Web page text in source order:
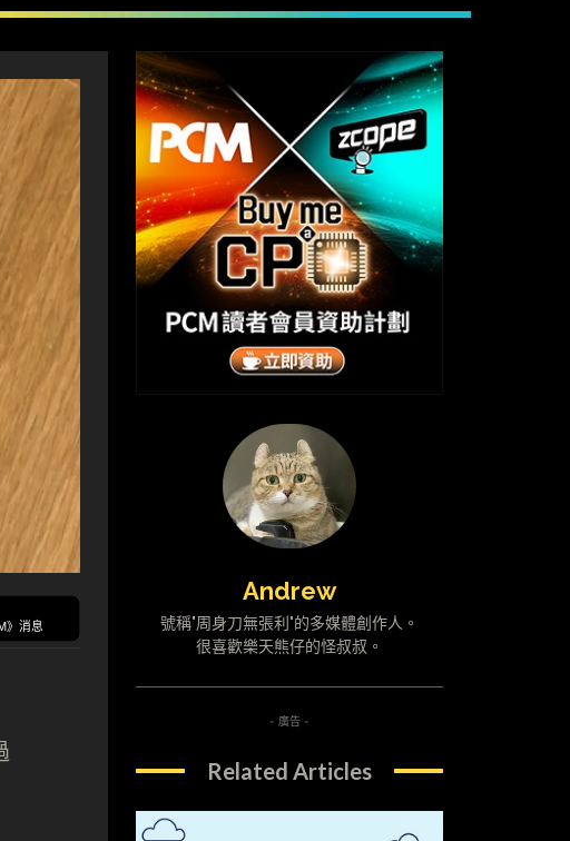
》消息
Andrew
號稱"周身刀無張利"的多媒體創作人。
很喜歡樂天熊仔的怪叔叔。
- 廣告 -
Related Articles